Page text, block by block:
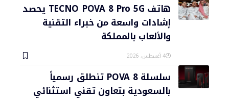
هاتف TECNO POVA 8 Pro 5G يحصد
إشادات واسعة من خبراء التقنية
والألعاب بالمملكة
4 أغسطس، 2026
سلسلة POVA 8 تنطلق رسمياً
بالسعودية بتعاون تقني استثنائي